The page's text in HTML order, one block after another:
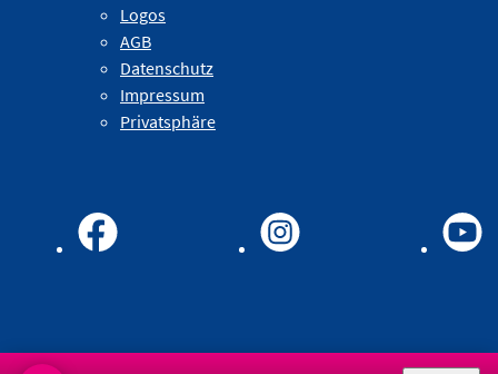
Logos
AGB
Datenschutz
Impressum
Privatsphäre